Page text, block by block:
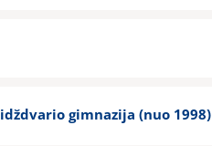
gimnazija (nuo 1998)